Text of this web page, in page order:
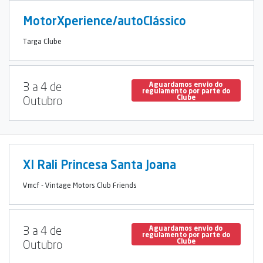
MotorXperience/autoClássico
Targa Clube
3 a 4 de
Outubro
Aguardamos envio do
regulamento por parte do
Clube
XI Rali Princesa Santa Joana
Vmcf - Vintage Motors Club Friends
3 a 4 de
Outubro
Aguardamos envio do
regulamento por parte do
Clube